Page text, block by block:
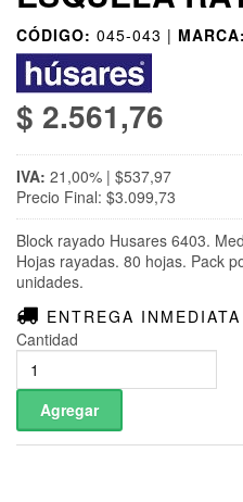
CÓDIGO: 045-043 | MARCA:
$ 2.561,76
IVA: 21,00% | $537,97
Precio Final: $3.099,73
Block rayado Husares 6403.
Hojas rayadas. 80 hojas. Pack
unidades.
ENTREGA INMEDIATA
Cantidad